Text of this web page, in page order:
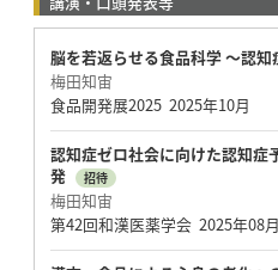
脳を若返らせる食品科学 ～認
梅田知宙
食品開発展2025 2025年10月
認知症ゼロ社会に向けた認知症
発
招待
梅田知宙
第42回和漢医薬学会 2025年08月